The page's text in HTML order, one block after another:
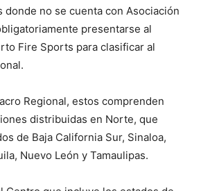
donde no se cuenta con Asociación
presentarse al
Fire Sports para clasificar al
Regional, estos comprenden
distribuidas en Norte, que
de Baja California Sur, Sinaloa,
Nuevo León y Tamaulipas.